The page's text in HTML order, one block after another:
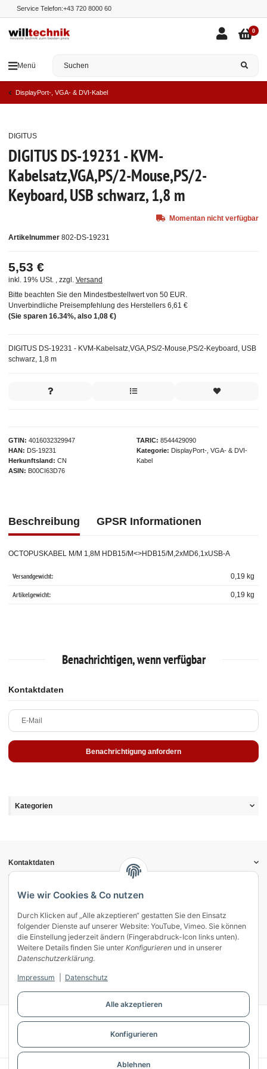
Alle akzeptieren
Konfigurieren
Ablehnen
Wie wir Cookies & Co nutzen
Durch Klicken auf „Alle akzeptieren“ gestatten Sie den Einsatz
folgender Dienste auf unserer Website: YouTube, Vimeo. Sie können
die Einstellung jederzeit ändern (Fingerabdruck-Icon links unten).
Weitere Details finden Sie unter Konfigurieren und in unserer
Datenschutzerklärung.
Impressum Datenschutz
Service Telefon:+43 720 8000 60
Menü
0
DisplayPort-, VGA- & DVI-Kabel
DIGITUS DS-19231 - KVM-
Kabelsatz,VGA,PS/2-Mouse,PS/2-
Keyboard, USB schwarz, 1,8 m
Artikelnummer 802-DS-19231
GTIN 4016032329947
HAN
DS-19231
Herkunftsland
CN
ASIN
B00CI63D76
TARIC
8544429090
Kategorie
DisplayPort-, VGA- & DVI-
Kabel
DIGITUS
DIGITUS DS-19231 - KVM-Kabelsatz,VGA,PS/2-Mouse,PS/2-Keyboard, USB
schwarz, 1,8 m
5,53 €
inkl. 19% USt. , zzgl. Versand
Bitte beachten Sie den Mindestbestellwert von 50 EUR.
Unverbindliche Preisempfehlung des Herstellers 6,61 €
(Sie sparen 16.34%, also 1,08 €)
Momentan nicht verfügbar
Beschreibung GPSR Informationen
OCTOPUSKABEL M/M 1,8M HDB15/M<>HDB15/M,2xMD6,1xUSB-A
Versandgewicht: 0,19 kg
Artikelgewicht: 0,19 kg
Benachrichtigen, wenn verfügbar
Kontaktdaten
E-Mail
Benachrichtigung anfordern
Kategorien
Kontaktdaten
Informationen
Gesetzliche Informationen
Vertrag widerrufen
Zahlung & Versand
Mein Kundenkonto
Streitschlichtung
Unsere Herstellermarken
Powered byJTL-Shop